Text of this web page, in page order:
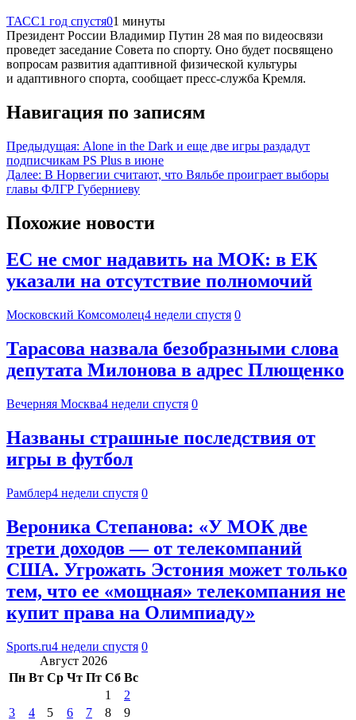
ТАСС1 год спустя01 минуты
Президент России Владимир Путин 28 мая по видеосвязи
проведет заседание Совета по спорту. Оно будет посвящено
вопросам развития адаптивной физической культуры
и адаптивного спорта, сообщает пресс-служба Кремля.
Навигация по записям
Предыдущая: Alone in the Dark и еще две игры раздадут
подписчикам PS Plus в июне
Далее: В Норвегии считают, что Вяльбе проиграет выборы
главы ФЛГР Губерниеву
Похожие новости
ЕС не смог надавить на МОК: в ЕК
указали на отсутствие полномочий
Московский Комсомолец4 недели спустя 0
Тарасова назвала безобразными слова
депутата Милонова в адрес Плющенко
Вечерняя Москва4 недели спустя 0
Названы страшные последствия от
игры в футбол
Рамблер4 недели спустя 0
Вероника Степанова: «У МОК две
трети доходов — от телекомпаний
США. Угрожать Эстония может только
тем, что ее «мощная» телекомпания не
купит права на Олимпиаду»
Sports.ru4 недели спустя 0
Август 2026
Пн Вт Ср Чт Пт Сб Вс
1
2
3
4 5 6 7 8
9